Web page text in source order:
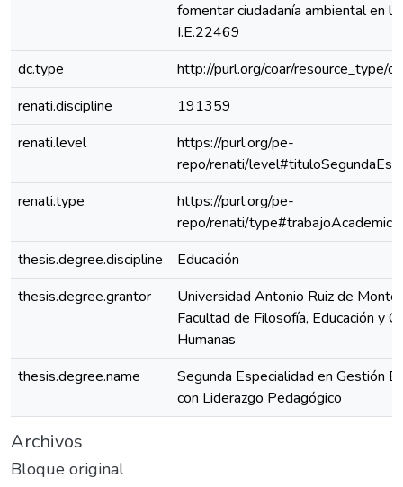
fomentar ciudadanía ambiental en la
I.E.22469
dc.type
http://purl.org/coar/resource_type/
renati.discipline
191359
renati.level
https://purl.org/pe-
repo/renati/
renati.type
https://purl.org/pe-
repo/renati/type#trabajoAcademico
thesis.degree.discipline
Educación
thesis.degree.grantor
Universidad Antonio Ruiz de
Facultad de Filosofía, Educación y
Humanas
thesis.degree.name
Segunda Especialidad en Gestión
con Liderazgo Pedagógico
Archivos
Bloque original